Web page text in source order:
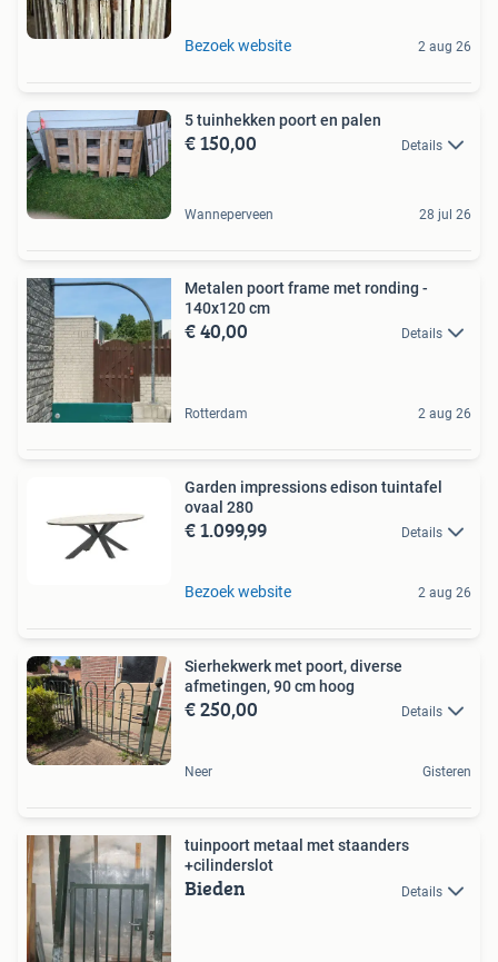
Bezoek website 2 aug 26
5 tuinhekken poort en palen
€ 150,00 Details
Wanneperveen 28 jul 26
Metalen poort frame met ronding -
140x120 cm
€ 40,00 Details
Rotterdam 2 aug 26
Garden impressions edison tuintafel
ovaal 280
€ 1.099,99 Details
Bezoek website 2 aug 26
Sierhekwerk met poort, diverse
afmetingen, 90 cm hoog
€ 250,00 Details
Neer Gisteren
tuinpoort metaal met staanders
+cilinderslot
Bieden Details